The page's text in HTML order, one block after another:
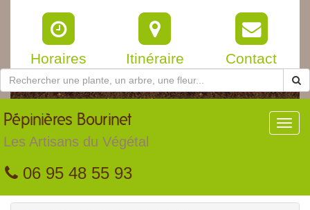
Horaires Itinéraire Contact
Pépinières Bourinet
Les Artisans du Végétal
06 95 48 55 93